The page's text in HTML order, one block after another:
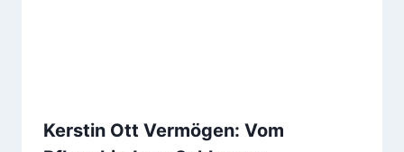
Kerstin Ott Vermögen: Vom